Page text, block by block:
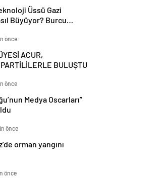
Üssü Gazi
Büyüyor? Burcu
önce
ACUR,
PARTİLİLERLE BULUŞTU
önce
Medya Oscarları”
önce
orman yangını
önce